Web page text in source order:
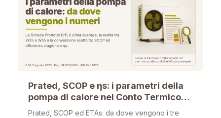
Prated, SCOP e ηs: i parametri della
pompa di calore nel Conto Termico
3.0
Prated, SCOP ed ETAs: da dove vengono i tre